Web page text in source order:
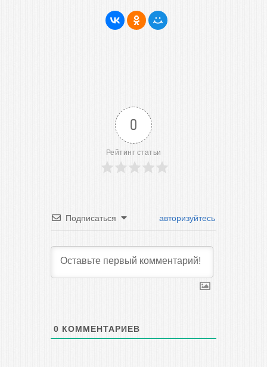
0
Рейтинг статьи
Подписаться авторизуйтесь
0 КОММЕНТАРИЕВ